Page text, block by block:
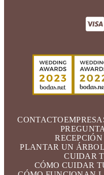
CONTACTO
PLANTAR UN ÁRBOL
CUIDAR
CÓMO CUIDAR